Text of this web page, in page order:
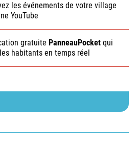
les événements de votre village
YouTube
gratuite PanneauPocket qui
habitants en temps réel